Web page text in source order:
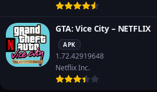
GTA: Vice City – NETFLIX
APK
1.72.42919648
Netflix Inc.